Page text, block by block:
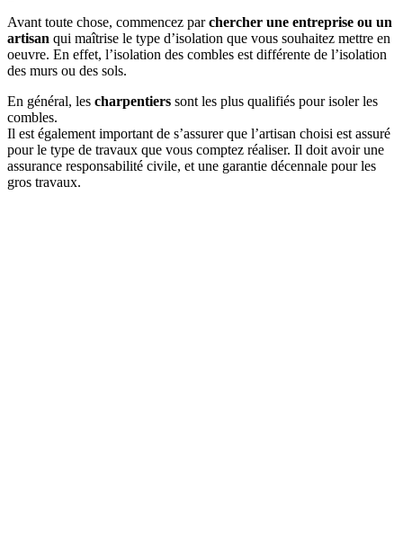
Avant toute chose, commencez parchercher une entreprise ou un
artisan qui maîtrise le type d’isolation que vous souhaitez mettre en
oeuvre. En effet, l’isolation des combles est différente de l’isolation
des murs ou des sols.
En général, les charpentiers sont les plus qualifiés pour isoler les
combles.
Il est également important de s’assurer que l’artisan choisi est assuré
pour le type de travaux que vous comptez réaliser. Il doit avoir une
assurance responsabilité civile, et une garantie décennale pour les
gros travaux.